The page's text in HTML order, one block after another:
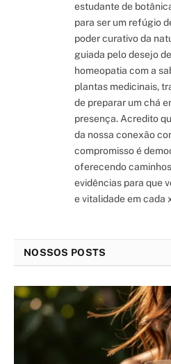
estudante de
para ser um refúgio
poder curativo da
guiada pelo desejo
homeopatia com a
plantas medicinais,
de preparar um chá
presença. Acredito
da nossa conexão
compromisso é
oferecendo
evidências para que
e vitalidade em cada
NOSSOS POSTS